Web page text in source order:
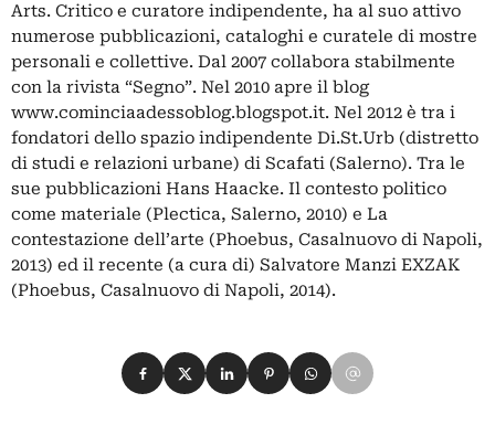
Arts. Critico e curatore indipendente, ha al suo attivo
numerose pubblicazio­ni, cataloghi e curatele di mostre
personali e collettive. Dal 2007 collabora stabilmente
con la rivista “Segno”. Nel 2010 apre il blog
www.cominciaadessoblog.blogspot.it. Nel 2012 è tra i
fondatori dello spazio indipendente Di.St.Urb (distretto
di studi e relazioni urbane) di Scafati (Salerno). Tra le
sue pubblicazioni Hans Haacke. Il contesto politico
come materiale (Plectica, Salerno, 2010) e La
contestazione dell’arte (Phoebus, Casalnuovo di Napoli,
2013) ed il recente (a cura di) Salvatore Manzi EXZAK
(Phoebus, Casalnuovo di Napoli, 2014).
Condividi su Facebook
Condividi su X
Condividi su LinkedIn
Condividi su Pinterest
Condividi su WhatsApp
Condividi su Email